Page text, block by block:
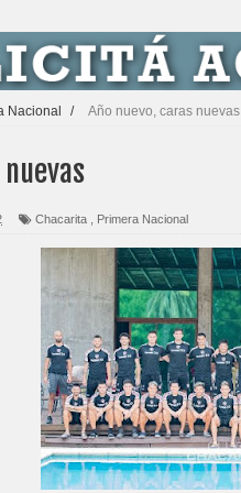
Nacional / Año nuevo, caras nuevas
Chacarita Primera Nacional